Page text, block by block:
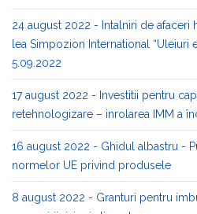
24 august 2022 - Intalniri de afaceri
lea Simpozion International “Uleiuri
5.09.2022
17 august 2022 - Investitii pentru
retehnologizare – inrolarea IMM a
16 august 2022 - Ghidul albastru -
normelor UE privind produsele
8 august 2022 - Granturi pentru